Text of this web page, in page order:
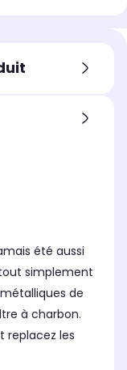
été aussi
simplement
de
à charbon.
replacez les